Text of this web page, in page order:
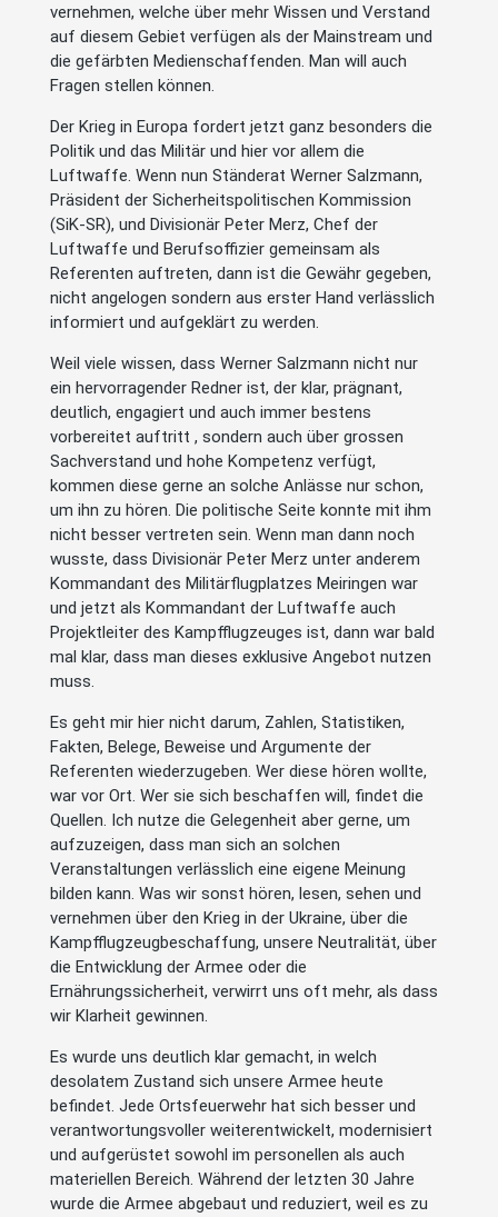
vernehmen, welche über mehr Wissen und Verstand
auf diesem Gebiet verfügen als der Mainstream und
die gefärbten Medienschaffenden. Man will auch
Fragen stellen können.
Der Krieg in Europa fordert jetzt ganz besonders die
Politik und das Militär und hier vor allem die
Luftwaffe. Wenn nun Ständerat Werner Salzmann,
Präsident der Sicherheitspolitischen Kommission
(SiK-SR), und Divisionär Peter Merz, Chef der
Luftwaffe und Berufsoffizier gemeinsam als
Referenten auftreten, dann ist die Gewähr gegeben,
nicht angelogen sondern aus erster Hand verlässlich
informiert und aufgeklärt zu werden.
Weil viele wissen, dass Werner Salzmann nicht nur
ein hervorragender Redner ist, der klar, prägnant,
deutlich, engagiert und auch immer bestens
vorbereitet auftritt , sondern auch über grossen
Sachverstand und hohe Kompetenz verfügt,
kommen diese gerne an solche Anlässe nur schon,
um ihn zu hören. Die politische Seite konnte mit ihm
nicht besser vertreten sein. Wenn man dann noch
wusste, dass Divisionär Peter Merz unter anderem
Kommandant des Militärflugplatzes Meiringen war
und jetzt als Kommandant der Luftwaffe auch
Projektleiter des Kampfflugzeuges ist, dann war bald
mal klar, dass man dieses exklusive Angebot nutzen
muss.
Es geht mir hier nicht darum, Zahlen, Statistiken,
Fakten, Belege, Beweise und Argumente der
Referenten wiederzugeben. Wer diese hören wollte,
war vor Ort. Wer sie sich beschaffen will, findet die
Quellen. Ich nutze die Gelegenheit aber gerne, um
aufzuzeigen, dass man sich an solchen
Veranstaltungen verlässlich eine eigene Meinung
bilden kann. Was wir sonst hören, lesen, sehen und
vernehmen über den Krieg in der Ukraine, über die
Kampfflugzeugbeschaffung, unsere Neutralität, über
die Entwicklung der Armee oder die
Ernährungssicherheit, verwirrt uns oft mehr, als dass
wir Klarheit gewinnen.
Es wurde uns deutlich klar gemacht, in welch
desolatem Zustand sich unsere Armee heute
befindet. Jede Ortsfeuerwehr hat sich besser und
verantwortungsvoller weiterentwickelt, modernisiert
und aufgerüstet sowohl im personellen als auch
materiellen Bereich. Während der letzten 30 Jahre
wurde die Armee abgebaut und reduziert, weil es zu